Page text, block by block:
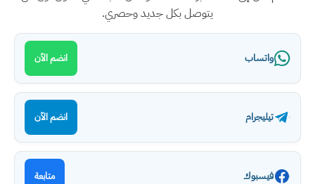
يتوصل بكل جديد وحصري.
واتساب انضم الآن
تيليجرام انضم الآن
فيسبوك متابعة